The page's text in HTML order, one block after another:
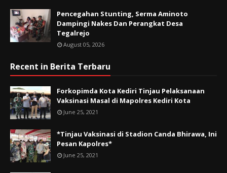
Pencegahan Stunting, Serma Aminoto
Dampingi Nakes Dan Perangkat Desa
Tegalrejo
August 05, 2026
Recent in Berita Terbaru
Forkopimda Kota Kediri Tinjau Pelaksanaan
Vaksinasi Masal di Mapolres Kediri Kota
June 25, 2021
*Tinjau Vaksinasi di Stadion Canda Bhirawa, Ini
Pesan Kapolres*
June 25, 2021